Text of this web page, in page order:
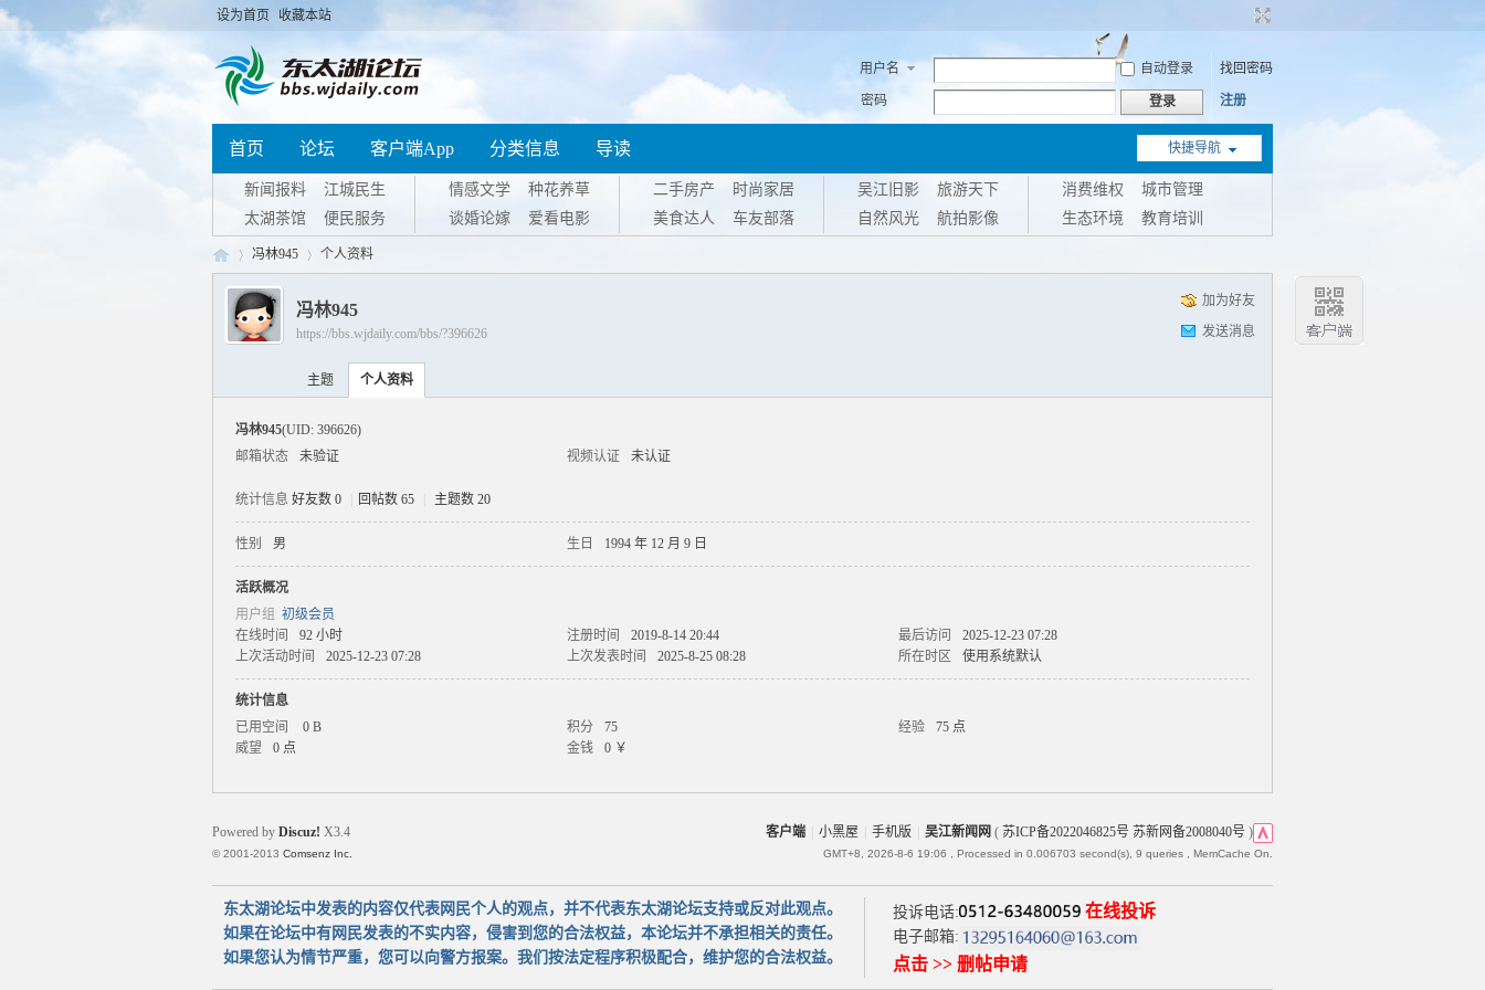
设为首页 收藏本站
用户名 自动登录 找回密码
密码 登录 注册
快捷导航
首页 论坛 客户端App 分类信息 导读
新闻报料
江城民生
太湖茶馆
便民服务
情感文学
种花养草
谈婚论嫁
爱看电影
二手房产
时尚家居
美食达人
车友部落
吴江旧影
旅游天下
自然风光
航拍影像
消费维权
城市管理
生态环境
教育培训
湖
›
冯林945 个人资料
加为好友
发送消息
冯林945
https://bbs.wjdaily.com/bbs/?396626
主题 个人资料
冯林945(UID: 396626)
邮箱状态
未验证 视频认证 未认证
统计信息 好友数 0 回帖数 65 主题数 20
性别 男 生日 1994 年 12 月 9 日
活跃概况
用户组 初级会员
在线时间
92 小时 注册时间 2019-8-14 20:44 最后访问
2025-12-23 07:28
上次活动时间
2025-12-23 07:28 上次发表时间 2025-8-25 08:28 所在时区 使用系统默认
统计信息
已用空间
0 B 积分 75 经验
75 点
威望
0 点 金钱 0 ￥
客户端 小黑屋 手机版 吴江新闻网 ( 苏ICP备2022046825号 苏新网备2008040号 )
GMT+8, 2026-8-6 19:06 , Processed in 0.006703 second(s), 9 queries , MemCache On.
Powered by Discuz! X3.4
© 2001-2013 Comsenz Inc.
东太湖论坛中发表的内容仅代表网民个人的观点，并不代表东太湖论坛支持或反对此观点。
如果在论坛中有网民发表的不实内容，侵害到您的合法权益，本论坛并不承担相关的责任。
如果您认为情节严重，您可以向警方报案。我们按法定程序积极配合，维护您的合法权益。
投诉电话: 在线投诉
电子邮箱:
点击 >> 删帖申请